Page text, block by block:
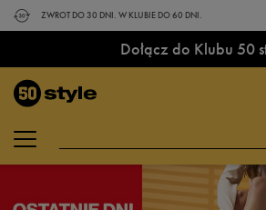
ZWROT DO 30 DNI. W KLUBIE DO 60 DNI.
Dołącz do Klubu 50